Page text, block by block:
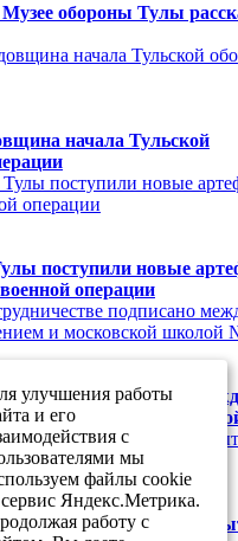
обороны Тулы
начала Тульской
поступили новые
операции
подписано
и московской
Тулы будет
улучшения работы
и его
с
мы
файлы cookie
Яндекс.Метрика.
работу с